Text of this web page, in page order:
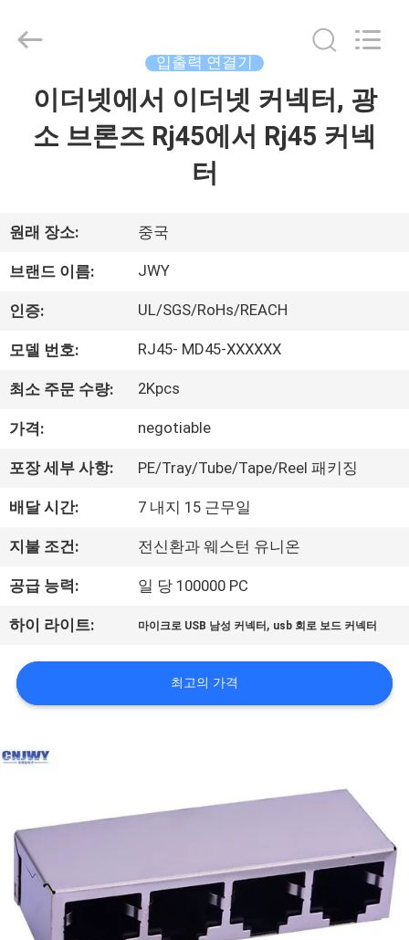
회
사
소
공
장
여
행
품
관
의
하
기
2018
Electronic
Reserved.
입출력 연결기
이더넷에서 이더넷 커넥터, 광
소 브론즈 Rj45에서 Rj45 커넥
터
원래 장소: 중국
브랜드 이름: JWY
인증: UL/SGS/RoHs/REACH
모델 번호: RJ45- MD45-XXXXXX
최소 주문 수량: 2Kpcs
가격: negotiable
포장 세부 사항: PE/Tray/Tube/Tape/Reel 패키징
배달 시간: 7 내지 15 근무일
지불 조건: 전신환과 웨스턴 유니온
공급 능력: 일 당 100000 PC
하이 라이트: 마이크로 USB 남성 커넥터 , usb 회로 보드 커넥터
최고의 가격